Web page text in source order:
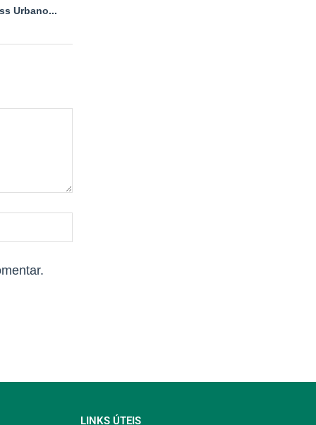
Urbano...
LINKS ÚTEIS